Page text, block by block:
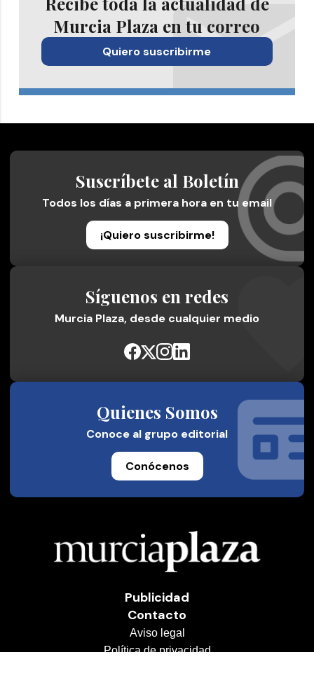
Murcia Plaza en tu correo
Quiero suscribirme
Suscríbete al Boletín
Todos los días a primera hora en tu email
¡Quiero suscribirme!
Síguenos en redes
Murcia Plaza, desde cualquier medio
Quienes Somos
Conoce al grupo editorial
Conócenos
Publicidad
Contacto
Aviso legal
Política de privacidad